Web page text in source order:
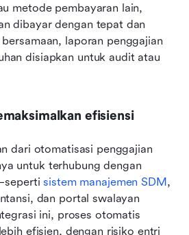
metode pembayaran lain,
dibayar dengan tepat dan
laporan penggajian
disiapkan untuk audit atau
efisiensi
dari otomatisasi penggajian
untuk terhubung dengan
sistem manajemen SDM,
dan portal swalayan
ini, proses otomatis
efisien, dengan risiko entri